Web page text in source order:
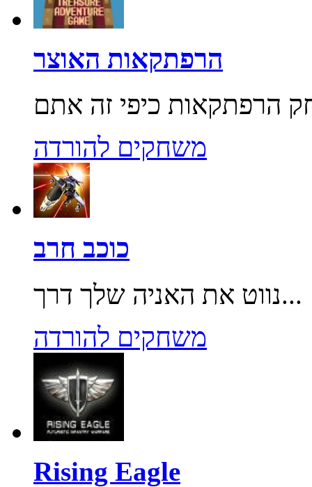
הרפתקאות האוצר
משחקים להורדה
כוכב חרב
נווט את האניה שלך דרך...
משחקים להורדה
Rising Eagle